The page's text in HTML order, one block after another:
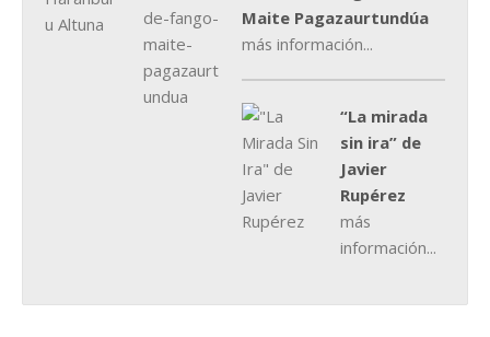
Maite Pagazaurtundúa
más información...
“La mirada
sin ira” de
Javier
Rupérez
más
información...